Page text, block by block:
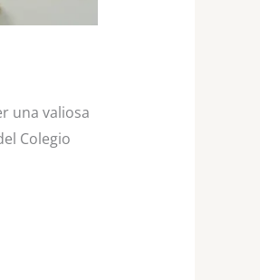
una valiosa
Colegio